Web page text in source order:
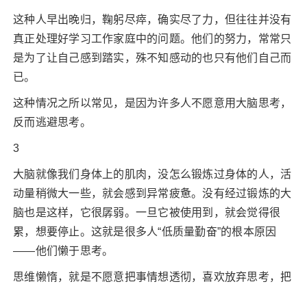
这种人早出晚归，鞠躬尽瘁，确实尽了力，但往往并没有
真正处理好学习工作家庭中的问题。他们的努力，常常只
是为了让自己感到踏实，殊不知感动的也只有他们自己而
已。
这种情况之所以常见，是因为许多人不愿意用大脑思考，
反而逃避思考。
3
大脑就像我们身体上的肌肉，没怎么锻炼过身体的人，活
动量稍微大一些，就会感到异常疲惫。没有经过锻炼的大
脑也是这样，它很孱弱。一旦它被使用到，就会觉得很
累，想要停止。这就是很多人“低质量勤奋”的根本原因
——他们懒于思考。
思维懒惰，就是不愿意把事情想透彻，喜欢放弃思考，把